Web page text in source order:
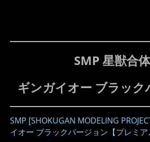
SMP 星獣合体
ギンガイオー ブラック
SMP [SHOKUGAN MODELING
イオー ブラックバージョン【プレミア